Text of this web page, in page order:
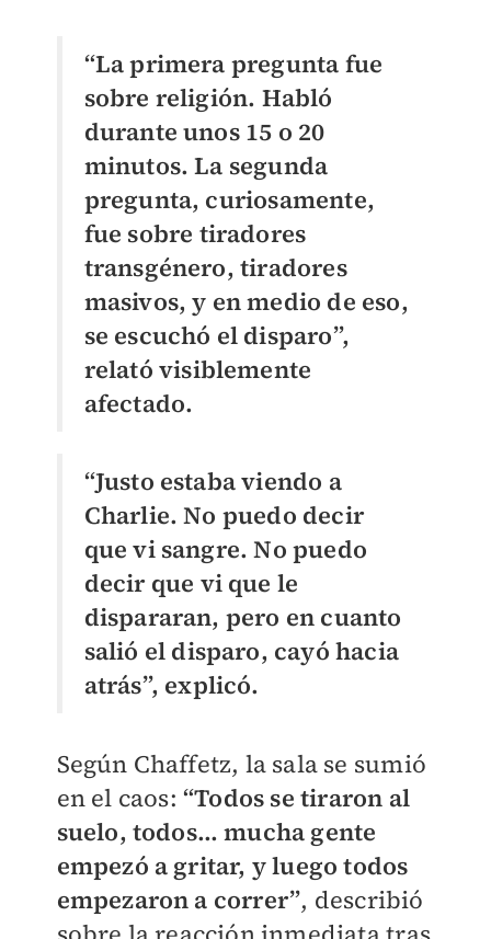
“La primera pregunta fue
sobre religión. Habló
durante unos 15 o 20
minutos. La segunda
pregunta, curiosamente,
fue sobre tiradores
transgénero, tiradores
masivos, y en medio de eso,
se escuchó el disparo”,
relató visiblemente
afectado.
“Justo estaba viendo a
Charlie. No puedo decir
que vi sangre. No puedo
decir que vi que le
dispararan, pero en cuanto
salió el disparo, cayó hacia
atrás”, explicó.
Según Chaffetz, la sala se sumió
en el caos: “Todos se tiraron al
suelo, todos… mucha gente
empezó a gritar, y luego todos
empezaron a correr”, describió